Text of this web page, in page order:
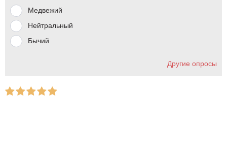
Медвежий
Нейтральный
Бычий
Другие опросы